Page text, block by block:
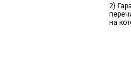
2)
на